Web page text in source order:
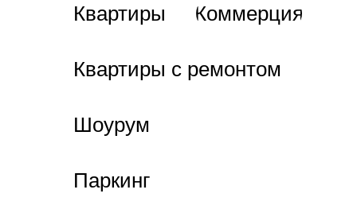
Квартиры с ремонтом
Шоурум
Паркинг
Коммерция
Квартиры